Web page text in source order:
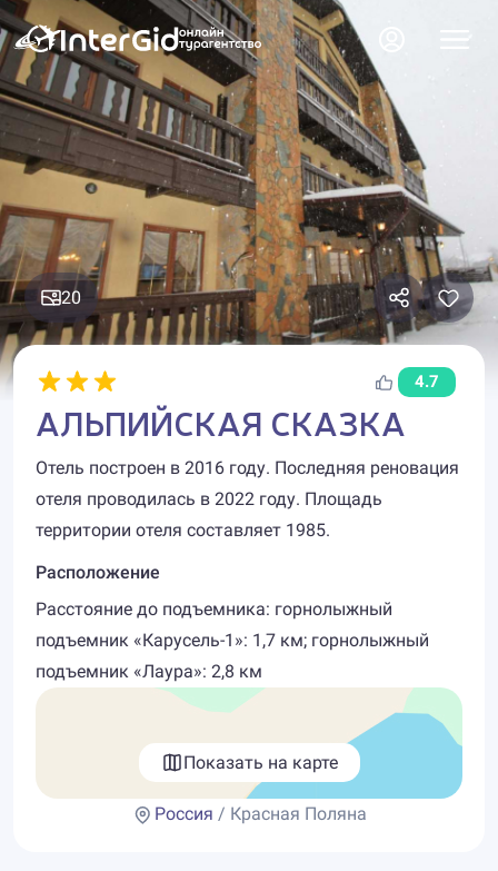
20
4.7
АЛЬПИЙСКАЯ СКАЗКА
Отель построен в 2016 году. Последняя реновация
отеля проводилась в 2022 году. Площадь
территории отеля составляет 1985.
Расположение
Расстояние до подъемника: горнолыжный
подъемник «Карусель-1»: 1,7 км; горнолыжный
подъемник «Лаура»: 2,8 км
Показать на карте
Россия / Красная Поляна